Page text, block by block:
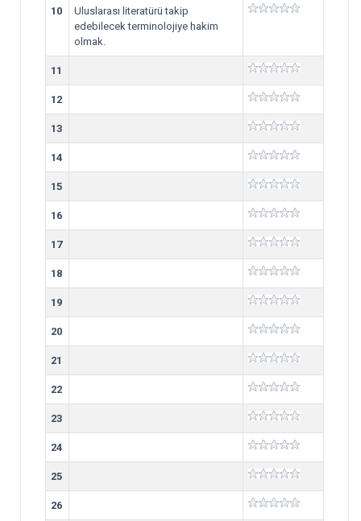
10
Uluslarası literatürü takip
edebilecek terminolojiye hakim
olmak.
11
12
13
14
15
16
17
18
19
20
21
22
23
24
25
26